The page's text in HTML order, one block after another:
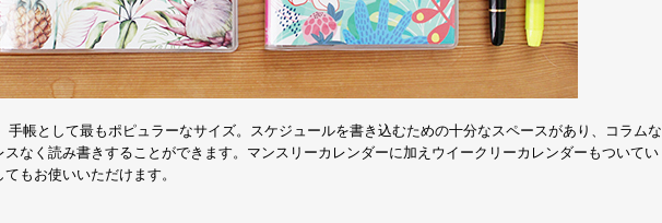
手帳として最もポピュラーなサイズ。スケジュールを書き込むための十分なスペースがあり、コラムな
スなく読み書きすることができます。マンスリーカレンダーに加えウイークリーカレンダーもついてい
もお使いいただけます。